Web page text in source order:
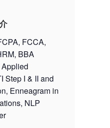
FCCA,
BBA
Step I & II and
Enneagram in
NLP